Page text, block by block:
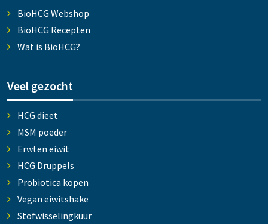
BioHCG Webshop
BioHCG Recepten
Wat is BioHCG?
Veel gezocht
HCG dieet
MSM poeder
Erwten eiwit
HCG Druppels
Probiotica kopen
Vegan eiwitshake
Stofwisselingkuur